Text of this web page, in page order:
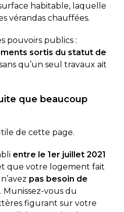
habitable, laquelle
vérandas chauffées.
pouvoirs publics :
sortis du statut de
qu’un seul travaux ait
que beaucoup
de cette page.
entre le 1er juillet 2021
que votre logement fait
pas besoin de
. Munissez-vous du
figurant sur votre